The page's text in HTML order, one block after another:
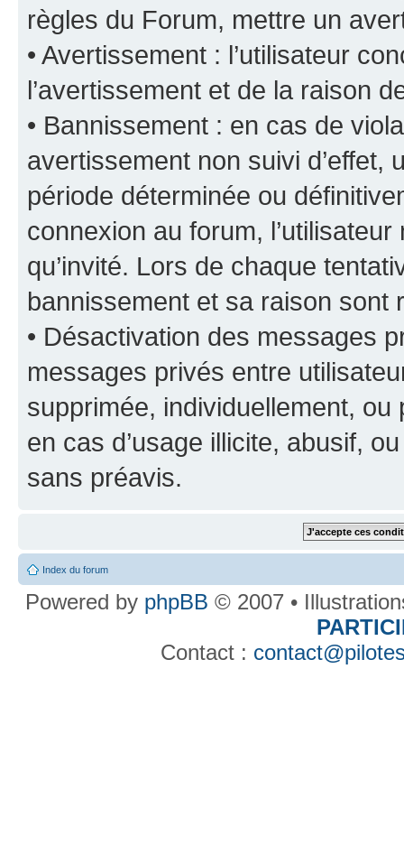
règles du Forum, mettre un
• Avertissement : l’utilisateur
l’avertissement et de la raison
• Bannissement : en cas de
avertissement non suivi d’effet,
période déterminée ou
connexion au forum,
qu’invité. Lors de chaque
bannissement et sa raison sont
• Désactivation des messages
messages privés entre
supprimée, individuellement, ou
en cas d’usage illicite, abusif,
sans préavis.
Index du forum
Powered by phpBB © 2007 •
Contact :